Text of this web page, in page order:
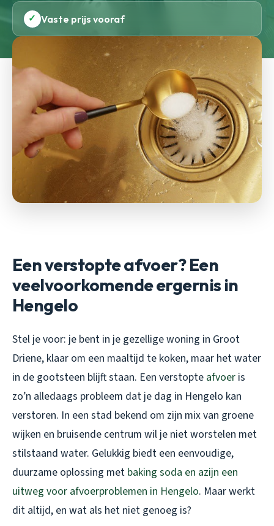
✓ Vaste prijs vooraf
Een verstopte afvoer? Een
veelvoorkomende ergernis in
Hengelo
Stel je voor: je bent in je gezellige woning in Groot
Driene, klaar om een maaltijd te koken, maar het water
in de gootsteen blijft staan. Een verstopte afvoer is
zo’n alledaags probleem dat je dag in Hengelo kan
verstoren. In een stad bekend om zijn mix van groene
wijken en bruisende centrum wil je niet worstelen met
stilstaand water. Gelukkig biedt een eenvoudige,
duurzame oplossing met baking soda en azijn een
uitweg voor afvoerproblemen in Hengelo. Maar werkt
dit altijd, en wat als het niet genoeg is?